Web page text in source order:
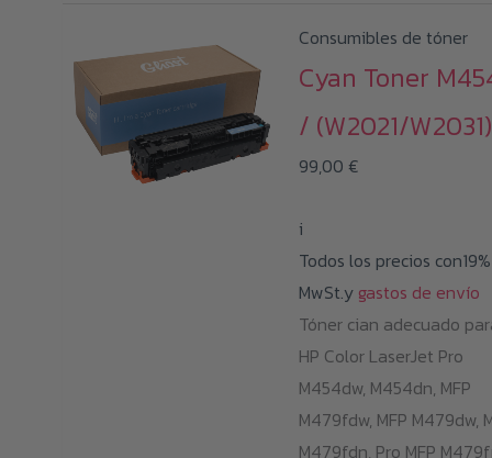
Consumibles de tóner
Cyan Toner
/ (W2021/W2031)
99,00 €
i
Todos los precios con19%
MwSt.y gastos de envío
Tóner cian adecuado
HP Color LaserJet Pro
M454dw, M454dn, MFP
M479fdw, MFP M479dw,
M479fdn, Pro MFP